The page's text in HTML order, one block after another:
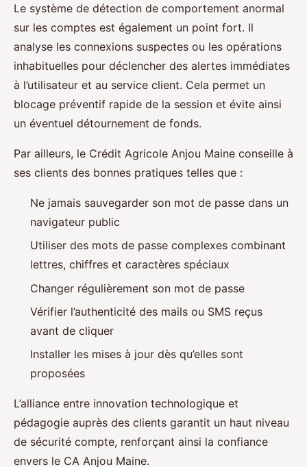
Le système de détection de comportement anormal
sur les comptes est également un point fort. Il
analyse les connexions suspectes ou les opérations
inhabituelles pour déclencher des alertes immédiates
à l’utilisateur et au service client. Cela permet un
blocage préventif rapide de la session et évite ainsi
un éventuel détournement de fonds.
Par ailleurs, le Crédit Agricole Anjou Maine conseille à
ses clients des bonnes pratiques telles que :
Ne jamais sauvegarder son mot de passe dans un
navigateur public
Utiliser des mots de passe complexes combinant
lettres, chiffres et caractères spéciaux
Changer régulièrement son mot de passe
Vérifier l’authenticité des mails ou SMS reçus
avant de cliquer
Installer les mises à jour dès qu’elles sont
proposées
L’alliance entre innovation technologique et
pédagogie auprès des clients garantit un haut niveau
de sécurité compte, renforçant ainsi la confiance
envers le CA Anjou Maine.